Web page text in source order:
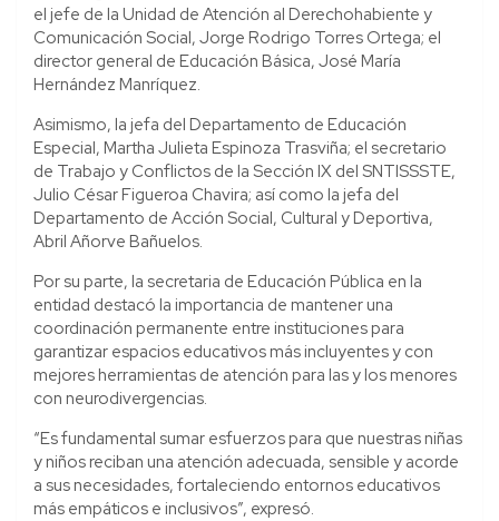
el jefe de la Unidad de Atención al Derechohabiente y
Comunicación Social, Jorge Rodrigo Torres Ortega; el
director general de Educación Básica, José María
Hernández Manríquez.
Asimismo, la jefa del Departamento de Educación
Especial, Martha Julieta Espinoza Trasviña; el secretario
de Trabajo y Conflictos de la Sección IX del SNTISSSTE,
Julio César Figueroa Chavira; así como la jefa del
Departamento de Acción Social, Cultural y Deportiva,
Abril Añorve Bañuelos.
Por su parte, la secretaria de Educación Pública en la
entidad destacó la importancia de mantener una
coordinación permanente entre instituciones para
garantizar espacios educativos más incluyentes y con
mejores herramientas de atención para las y los menores
con neurodivergencias.
“Es fundamental sumar esfuerzos para que nuestras niñas
y niños reciban una atención adecuada, sensible y acorde
a sus necesidades, fortaleciendo entornos educativos
más empáticos e inclusivos”, expresó.